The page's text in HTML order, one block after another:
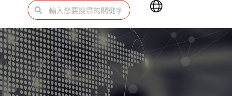
搜
尋 尋
Main
Menu